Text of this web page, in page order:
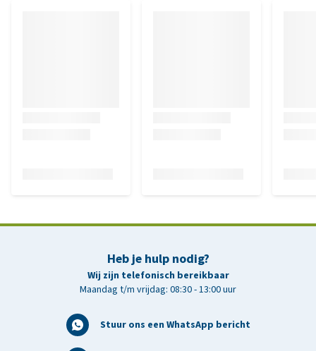
Heb je hulp nodig?
Wij zijn telefonisch bereikbaar
Maandag t/m vrijdag: 08:30 - 13:00 uur
Stuur ons een WhatsApp bericht